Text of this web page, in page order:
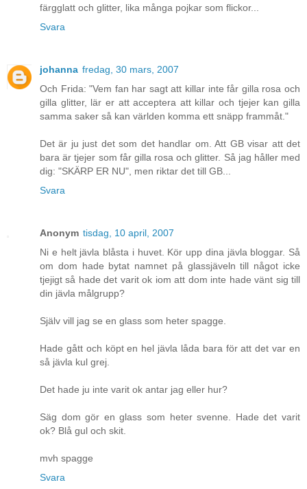
färgglatt och glitter, lika många pojkar som flickor...
Svara
johanna fredag, 30 mars, 2007
Och Frida: "Vem fan har sagt att killar inte får gilla rosa och
gilla glitter, lär er att acceptera att killar och tjejer kan gilla
samma saker så kan världen komma ett snäpp frammåt."
Det är ju just det som det handlar om. Att GB visar att det
bara är tjejer som får gilla rosa och glitter. Så jag håller med
dig: "SKÄRP ER NU", men riktar det till GB...
Svara
Anonym tisdag, 10 april, 2007
Ni e helt jävla blåsta i huvet. Kör upp dina jävla bloggar. Så
om dom hade bytat namnet på glassjäveln till något icke
tjejigt så hade det varit ok iom att dom inte hade vänt sig till
din jävla målgrupp?
Själv vill jag se en glass som heter spagge.
Hade gått och köpt en hel jävla låda bara för att det var en
så jävla kul grej.
Det hade ju inte varit ok antar jag eller hur?
Säg dom gör en glass som heter svenne. Hade det varit
ok? Blå gul och skit.
mvh spagge
Svara